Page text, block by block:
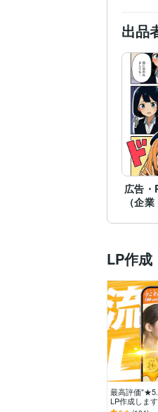
出品
広告・
（企
LP作成
最高評価
LP作成しま